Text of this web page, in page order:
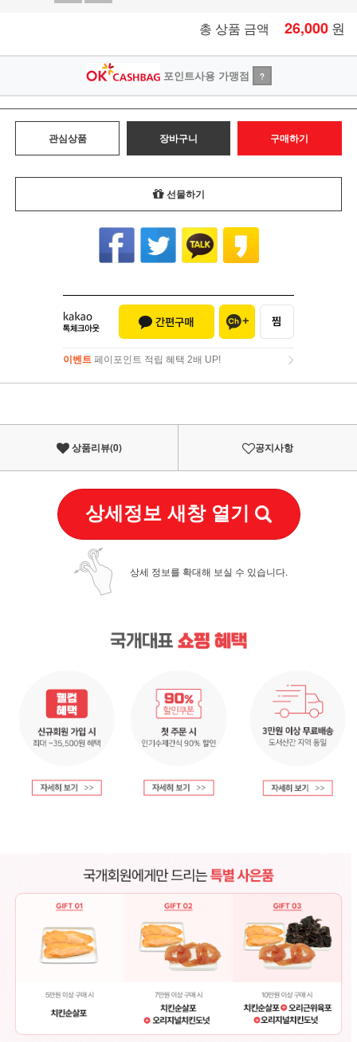
총 상품 금액 26,000 원
포인트사용 가맹점 ?
관심상품 장바구니 구매하기
선물하기
이벤트 페이포인트 적립 혜택 2배 UP!
이벤트페이포인트 적립 혜택 2배 UP!
상품리뷰(0) 공지사항
상세정보 새창 열기
상세 정보를 확대해 보실 수 있습니다.